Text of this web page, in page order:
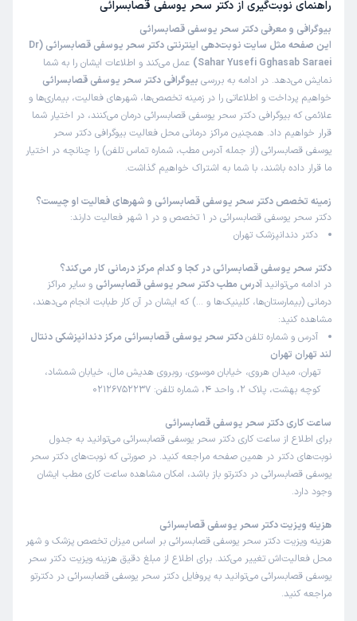
راهنمای نوبت‌گیری از دکتر سحر یوسفی قصابسرائی
بیوگرافی و معرفی دکتر سحر یوسفی قصابسرائی
این صفحه مثل سایت نوبت‌دهی اینترنتی دکتر سحر یوسفی قصابسرائی (Dr
Sahar Yusefi Gghasab Saraei)
عمل می‌کند و اطلاعات ایشان را به شما
نمایش می‌دهد. در ادامه به بررسی بیوگرافی دکتر سحر یوسفی قصابسرائی
خواهیم پرداخت و اطلاعاتی را در زمینه تخصص‌ها، شهرهای فعالیت، بیماری‌ها و
علائمی که بیوگرافی دکتر سحر یوسفی قصابسرائی درمان می‌کنند، در اختیار شما
قرار خواهیم داد. همچنین مراکز درمانی محل فعالیت بیوگرافی دکتر سحر
یوسفی قصابسرائی (از جمله آدرس مطب، شماره تماس تلفن) را چنانچه در اختیار
ما قرار داده باشند، با شما به اشتراک خواهیم گذاشت.
زمینه تخصص دکتر سحر یوسفی قصابسرائی و شهرهای فعالیت او چیست؟
دکتر سحر یوسفی قصابسرائی در 1 تخصص و در 1 شهر فعالیت دارند:
دکتر دندانپزشک تهران
دکتر سحر یوسفی قصابسرائی در کجا و کدام مرکز درمانی کار می‌کند؟
در ادامه می‌توانید آدرس مطب دکتر سحر یوسفی قصابسرائی و سایر مراکز
درمانی (بیمارستان‌ها، کلینیک‌ها و …) که ایشان در آن کار طبابت انجام می‌دهند،
مشاهده کنید:
آدرس و شماره تلفندکتر سحر یوسفی قصابسرائی مرکز دندانپزشکی دنتال
لند تهران تهران
تهران، میدان هروی، خیابان موسوی، روبروی هدیش مال، خیابان شمشاد،
کوچه بهشت، پلاک 2، واحد 4، شماره تلفن: 02126752237
ساعت کاری دکتر سحر یوسفی قصابسرائی
برای اطلاع از ساعت کاری دکتر سحر یوسفی قصابسرائی می‌توانید به جدول
نوبت‌های دکتر در همین صفحه مراجعه کنید. در صورتی که نوبت‌های دکتر سحر
یوسفی قصابسرائی در دکترتو باز باشد، امکان مشاهده ساعت کاری مطب ایشان
وجود دارد.
هزینه ویزیت دکتر سحر یوسفی قصابسرائی
هزینه ویزیت دکتر سحر یوسفی قصابسرائی بر اساس میزان تخصص پزشک و شهر
محل فعالیت‌اش تغییر می‌کند. برای اطلاع از مبلغ دقیق هزینه ویزیت دکتر سحر
یوسفی قصابسرائی می‌توانید به پروفایل دکتر سحر یوسفی قصابسرائی در دکترتو
مراجعه کنید.